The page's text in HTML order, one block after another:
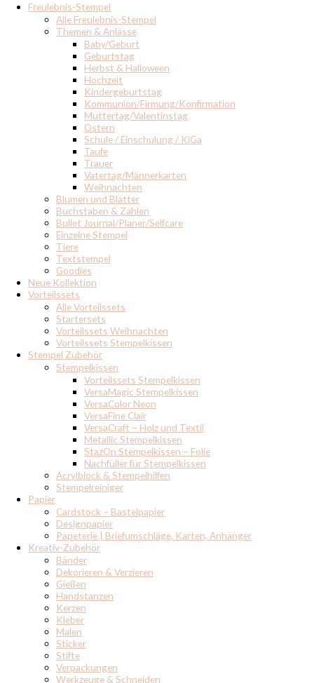
Freulebnis-Stempel
Alle Freulebnis-Stempel
Themen & Anlässe
Baby/Geburt
Geburtstag
Herbst & Halloween
Hochzeit
Kindergeburtstag
Kommunion/Firmung/Konfirmation
Muttertag/Valentinstag
Ostern
Schule / Einschulung / KiGa
Taufe
Trauer
Vatertag/Männerkarten
Weihnachten
Blumen und Blätter
Buchstaben & Zahlen
Bullet Journal/Planer/Selfcare
Einzelne Stempel
Tiere
Textstempel
Goodies
Neue Kollektion
Vorteilssets
Alle Vorteilssets
Startersets
Vorteilssets Weihnachten
Vorteilssets Stempelkissen
Stempel Zubehör
Stempelkissen
Vorteilssets Stempelkissen
VersaMagic Stempelkissen
VersaColor Neon
VersaFine Clair
VersaCraft – Holz und Textil
Metallic Stempelkissen
StazOn Stempelkissen – Folie
Nachfüller für Stempelkissen
Acrylblock & Stempelhilfen
Stempelreiniger
Papier
Cardstock – Bastelpapier
Designpapier
Papeterie | Briefumschläge, Karten, Anhänger
Kreativ-Zubehör
Bänder
Dekorieren & Verzieren
Gießen
Handstanzen
Kerzen
Kleber
Malen
Sticker
Stifte
Verpackungen
Werkzeuge & Schneiden